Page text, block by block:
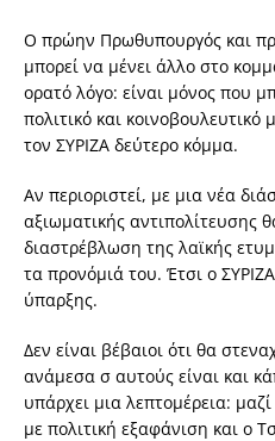
Ο πρώην Πρωθυπουργός και
μπορεί να μένει άλλο στο
ορατό λόγο: είναι μόνος που
πολιτικό και
τον ΣΥΡΙΖΑ δεύτερο κόμμα.
Αν περιοριστεί, με μια νέα
αξιωματικής
διαστρέβλωση της λαϊκής
τα προνόμιά του. Έτσι ο
ύπαρξης.
Δεν είναι βέβαιοι ότι θα
ανάμεσα σ αυτούς είναι και
υπάρχει μια λεπτομέρεια:
με πολιτική εξαφάνιση και ο